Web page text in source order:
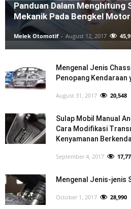
Panduan Dalam Menghitung
Mekanik Pada Bengkel Motor
Melek Otomotif - August 12, 2017
Mengenal Jenis
Penopang Kendaraan
August 31, 2017 20,548
Sulap Mobil Manual
Cara Modifikasi
Kenyamanan
September 4, 2017
Mengenal Jenis-jenis
October 1, 2017 28,990